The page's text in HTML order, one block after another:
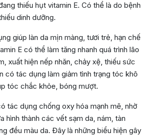
thiếu hụt vitamin E. Có thể là do bệnh
dinh dưỡng.
giúp làn da mịn màng, tươi trẻ, hạn chế
E có thể làm tăng nhanh quá trình lão
xuất hiện nếp nhăn, chảy xệ, thiếu sức
có tác dụng làm giảm tình trạng tóc khô
tóc chắc khỏe, bóng mượt.
tác dụng chống oxy hóa mạnh mẽ, nhờ
hình thành các vết sạm da, nám, tàn
đều màu da. Đây là những biểu hiện gây